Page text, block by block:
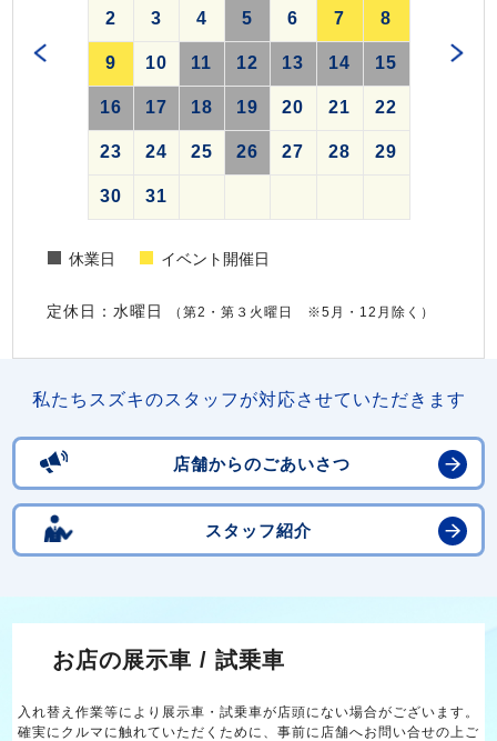
2 3 4 5 6 7 8
9 10 11 12 13 14 15
16 17 18 19 20 21 22
23 24 25 26 27 28 29
30 31
休業日 イベント開催日
定休日：水曜日 （第2・第３火曜日 ※5月・12月除く）
私たちスズキのスタッフが対応させていただきます
店舗からのごあいさつ
スタッフ紹介
お店の展示車 / 試乗車
入れ替え作業等により展示車・試乗車が店頭にない場合がございます。
確実にクルマに触れていただくために、事前に店舗へお問い合せの上ご